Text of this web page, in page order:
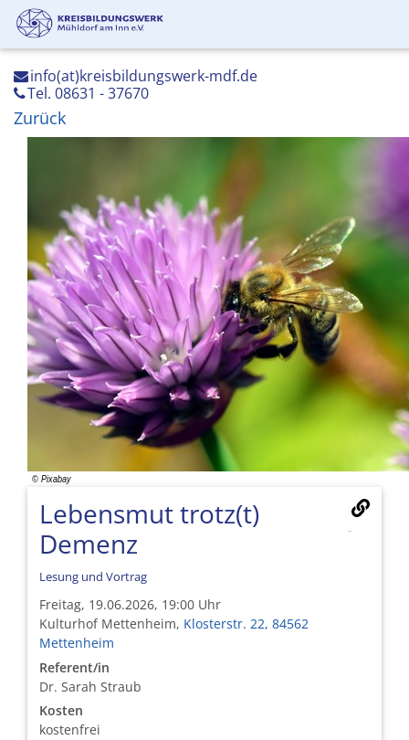
info(at)kreisbildungswerk-mdf.de
Tel. 08631 - 37670
Zurück
Lebensmut trotz(t)
Demenz
Lesung und Vortrag
Freitag, 19.06.2026, 19:00 Uhr
Kulturhof Mettenheim, Klosterstr. 22, 84562
Mettenheim
Referent/in
Dr. Sarah Straub
Kosten
kostenfrei